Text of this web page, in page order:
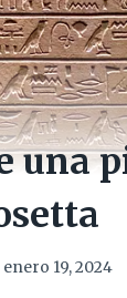
una
enero 19, 2024